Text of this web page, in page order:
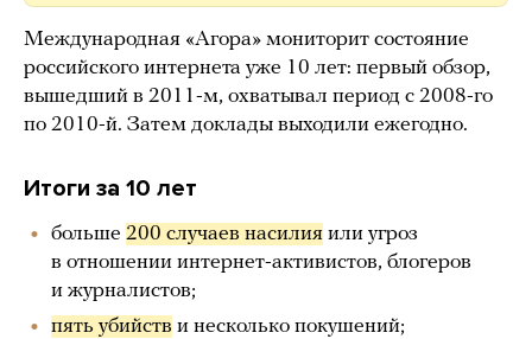
Международная «Агора» мониторит состояние
российского интернета уже 10 лет: первый обзор,
вышедший в 2011-м, охватывал период с 2008-го
по 2010-й. Затем доклады выходили ежегодно.
Итоги за 10 лет
больше 200 случаев насилия или угроз
в отношении интернет-активистов, блогеров
и журналистов;
пять убийств и несколько покушений;